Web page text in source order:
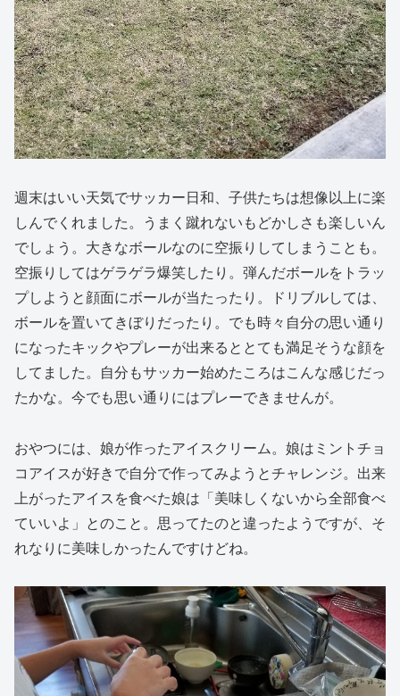
週末はいい天気でサッカー日和、子供たちは想像以上に楽
しんでくれました。うまく蹴れないもどかしさも楽しいん
でしょう。大きなボールなのに空振りしてしまうことも。
空振りしてはゲラゲラ爆笑したり。弾んだボールをトラッ
プしようと顔面にボールが当たったり。ドリブルしては、
ボールを置いてきぼりだったり。でも時々自分の思い通り
になったキックやプレーが出来るととても満足そうな顔を
してました。自分もサッカー始めたころはこんな感じだっ
たかな。今でも思い通りにはプレーできませんが。
おやつには、娘が作ったアイスクリーム。娘はミントチョ
コアイスが好きで自分で作ってみようとチャレンジ。出来
上がったアイスを食べた娘は「美味しくないから全部食べ
ていいよ」とのこと。思ってたのと違ったようですが、そ
れなりに美味しかったんですけどね。